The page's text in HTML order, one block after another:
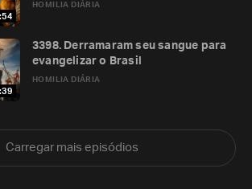
HOMILIA DIÁRIA
HOMILIA DIÁRIA
3398. Derramaram seu sangue para
evangelizar o Brasil
Carregar mais episódios